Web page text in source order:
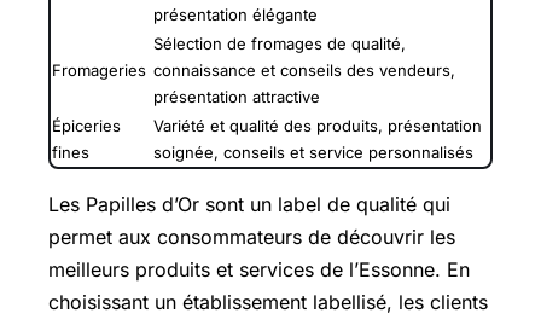
présentation élégante
Fromageries
Sélection de fromages de qualité,
connaissance et conseils des vendeurs,
présentation attractive
Épiceries
fines
Variété et qualité des produits, présentation
soignée, conseils et service personnalisés
Les Papilles d’Or sont un label de qualité qui
permet aux consommateurs de découvrir les
meilleurs produits et services de l’Essonne. En
choisissant un établissement labellisé, les clients